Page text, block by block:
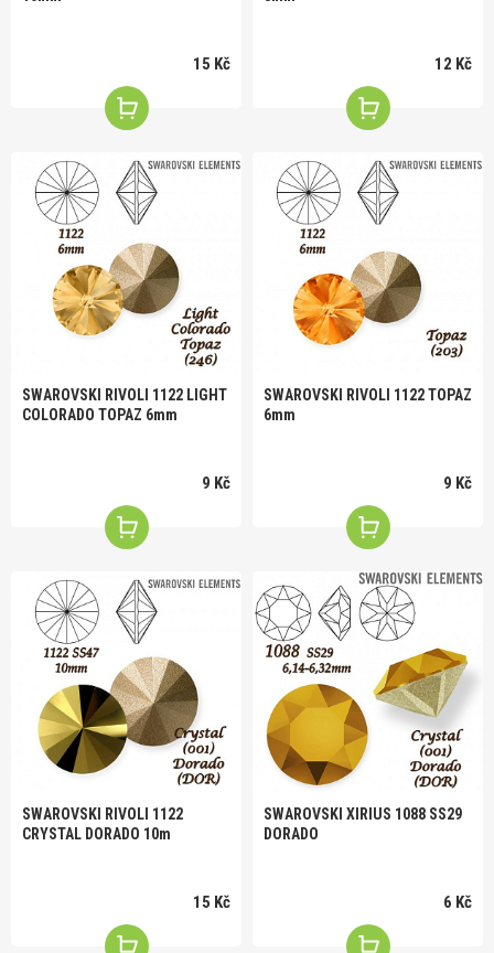
15 Kč 12 Kč
SWAROVSKI RIVOLI 1122 LIGHT
COLORADO TOPAZ 6mm
9 Kč
SWAROVSKI RIVOLI 1122 TOPAZ
6mm
9 Kč
SWAROVSKI RIVOLI 1122
CRYSTAL DORADO 10m
15 Kč
SWAROVSKI XIRIUS 1088 SS29
DORADO
6 Kč